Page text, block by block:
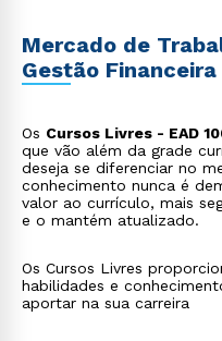
Mercado de
Gestão
Os Cursos Livres - EAD
que vão além da grade
deseja se diferenciar no
conhecimento nunca é
valor ao currículo, mais
e o mantém atualizado.
Os Cursos Livres
habilidades e
aportar na sua carreira